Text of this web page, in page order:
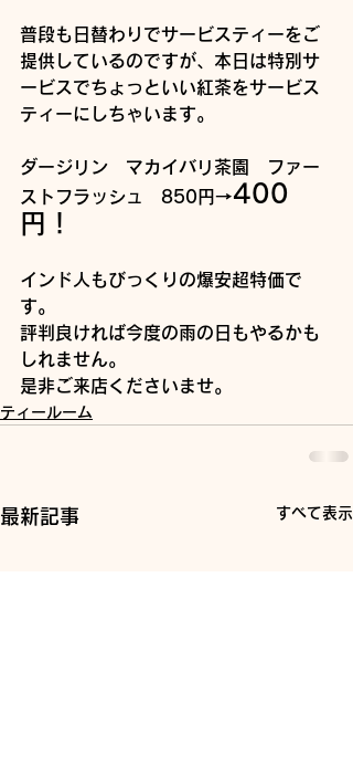
普段も日替わりでサービスティーをご
提供しているのですが、本日は特別サ
ービスでちょっといい紅茶をサービス
ティーにしちゃいます。
ダージリン　マカイバリ茶園　ファー
ストフラッシュ　850円→400
円！
インド人もびっくりの爆安超特価で
す。
評判良ければ今度の雨の日もやるかも
しれません。
是非ご来店くださいませ。
ティールーム
最新記事 すべて表示